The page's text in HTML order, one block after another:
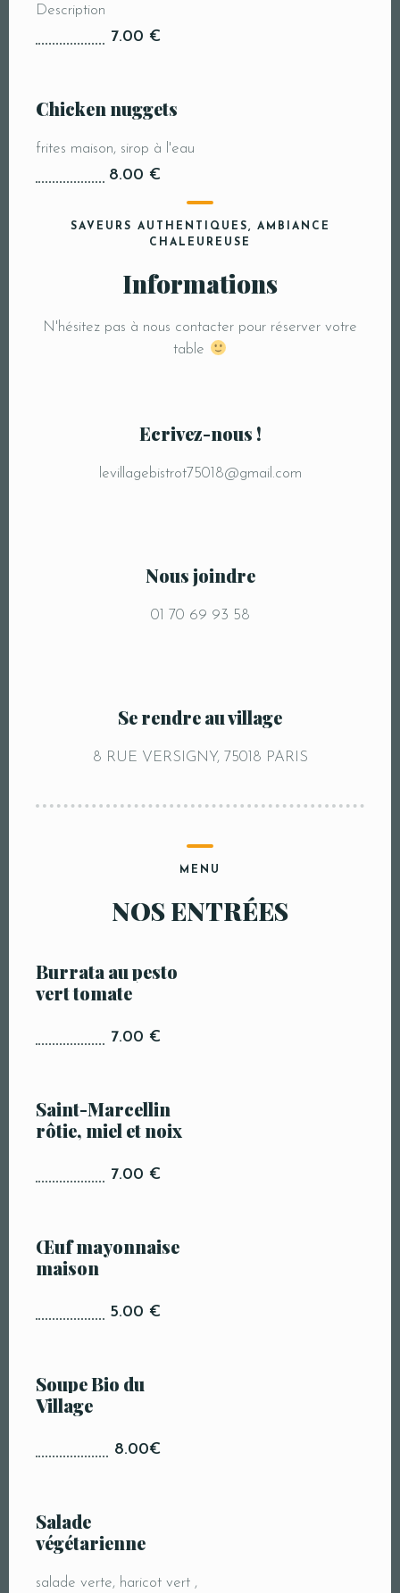
Description
7.00 €
Chicken nuggets
frites maison, sirop à l'eau
8.00 €
SAVEURS AUTHENTIQUES, AMBIANCE
CHALEUREUSE
Informations
N'hésitez pas à nous contacter pour réserver votre
table
Ecrivez-nous !
levillagebistrot75018@gmail.com
Nous joindre
01 70 69 93 58
Se rendre au village
8 RUE VERSIGNY, 75018 PARIS
MENU
NOS ENTRÉES
Burrata au pesto
vert tomate
7.00 €
Saint-Marcellin
rôtie, miel et noix
7.00 €
Œuf mayonnaise
maison
5.00 €
Soupe Bio du
Village
8.00€
Salade
végétarienne
salade verte, haricot vert ,